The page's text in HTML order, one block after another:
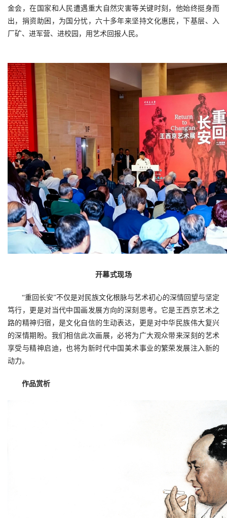
金会，在国家和人民遭遇重大自然灾害等关键时刻，他始终挺身而
出，捐资助困，为国分忧，六十多年来坚持文化惠民，下基层、入
厂矿、进军营、进校园，用艺术回报人民。
开幕式现场
“重回长安”不仅是对民族文化根脉与艺术初心的深情回望与坚定
笃行，更是对当代中国画发展方向的深刻思考。它是王西京艺术之
路的精神归宿，是文化自信的生动表达，更是对中华民族伟大复兴
的深情期盼。我们相信此次画展，必将为广大观众带来深刻的艺术
享受与精神启迪，也将为新时代中国美术事业的繁荣发展注入新的
动力。
作品赏析